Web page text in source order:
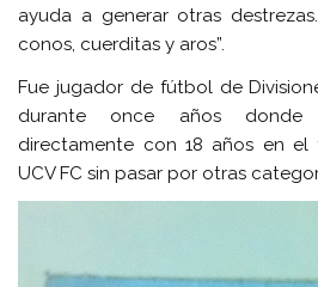
ayuda a generar otras
conos, cuerditas y aros”.
Fue jugador de fútbol de
durante once años
directamente con 18 años en
UCV FC sin pasar por otras